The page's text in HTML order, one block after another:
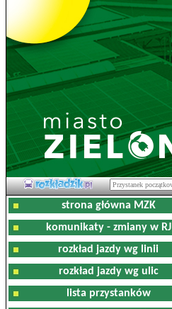
strona główna MZK
komunikaty - zmiany w RJ
rozkład jazdy wg linii
rozkład jazdy wg ulic
lista przystanków